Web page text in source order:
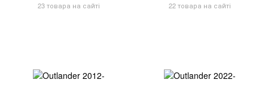
23 товара на сайті 22 товара на сайті